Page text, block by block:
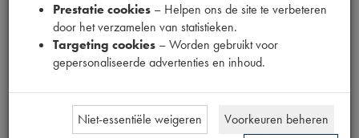
18,15 (€15,00 excl. btw)
Bestel
Prestatie cookies – Helpen ons de site te verbeteren
door het verzamelen van statistieken.
Targeting cookies – Worden gebruikt voor
gepersonaliseerde advertenties en inhoud.
Niet-essentiële weigeren
Voorkeuren beheren